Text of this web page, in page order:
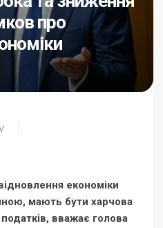
про
економіки
мають бути харчова
вважає голова